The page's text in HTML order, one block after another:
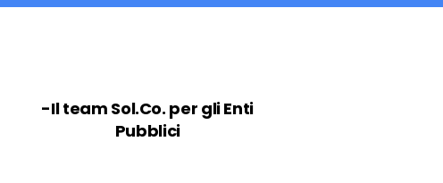
-Il team Sol.Co. per gli Enti
Pubblici